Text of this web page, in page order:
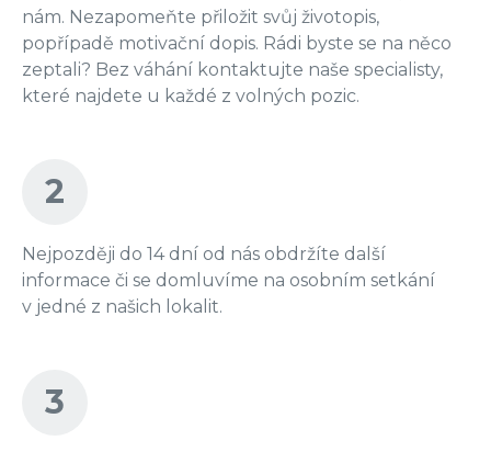
nám. Nezapomeňte přiložit svůj životopis,
popřípadě motivační dopis. Rádi byste se na něco
zeptali? Bez váhání kontaktujte naše specialisty,
které najdete u každé z volných pozic.
2
Nejpozději do 14 dní od nás obdržíte další
informace či se domluvíme na osobním setkání
v jedné z našich lokalit.
3